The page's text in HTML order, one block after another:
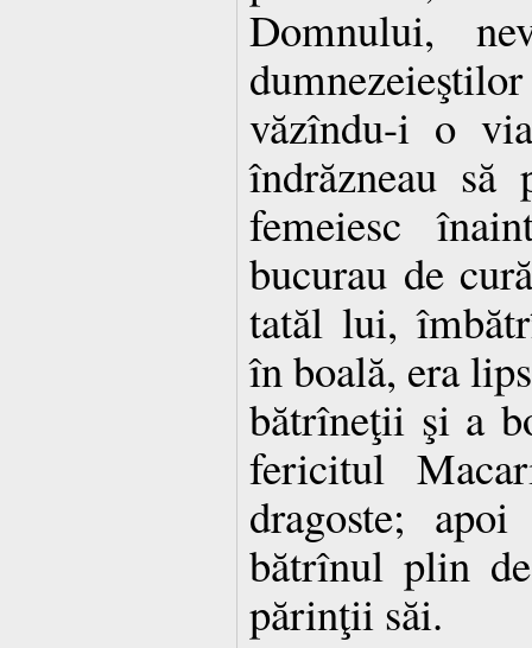
Domnului,
văzîndu-i o
îndrăzneau să
femeiesc
bucurau de
tatăl lui,
în boală, era
bătrîneţii şi a
fericitul
dragoste;
bătrînul plin
părinţii săi.